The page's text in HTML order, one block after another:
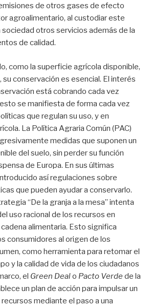
de otros gases de efecto
agroalimentario, al custodiar este
sociedad otros servicios además de la
de calidad.
como la superficie agrícola disponible,
su conservación es esencial. El interés
está cobrando cada vez
se manifiesta de forma cada vez
que regulan su uso, y en
La Política Agraria Común (PAC)
medidas que suponen un
del suelo, sin perder su función
de Europa. En sus últimas
así regulaciones sobre
que pueden ayudar a conservarlo.
“De la granja a la mesa” intenta
uso racional de los recursos en
alimentaria. Esto significa
consumidores al origen de los
como herramienta para retomar el
y la calidad de vida de los ciudadanos
el Green Dealo Pacto Verde de la
un plan de acción para impulsar un
mediante el paso a una